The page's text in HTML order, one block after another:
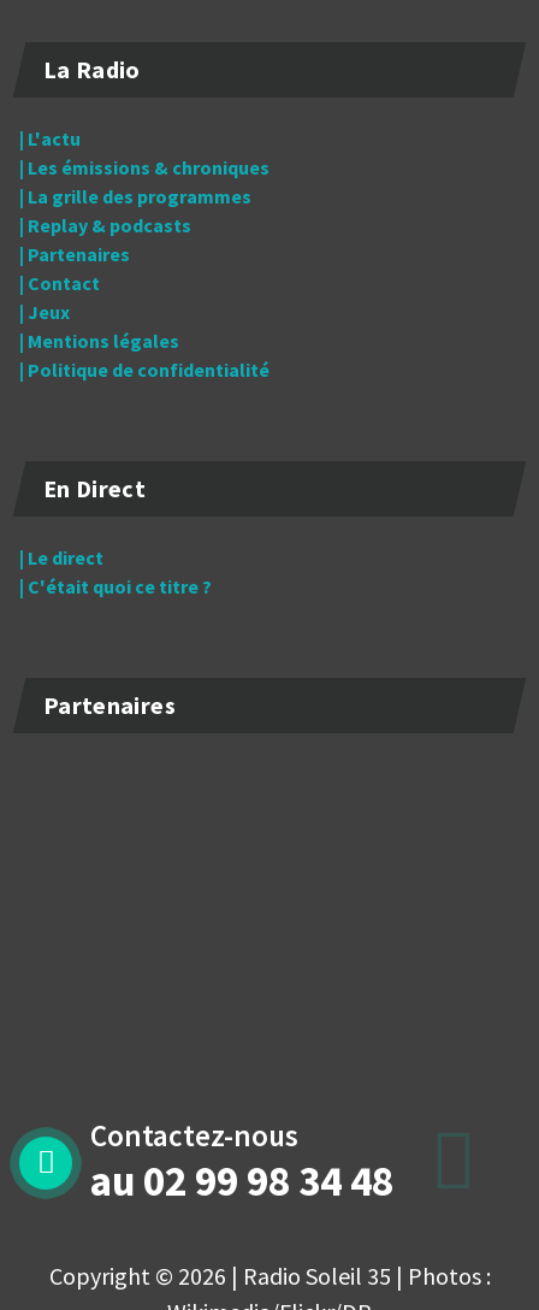
La Radio
| L'actu
| Les émissions & chroniques
| La grille des programmes
| Replay & podcasts
| Partenaires
| Contact
| Jeux
| Mentions légales
| Politique de confidentialité
En Direct
| Le direct
| C'était quoi ce titre ?
Partenaires
Contactez-nous
au 02 99 98 34 48
Copyright © 2026 | Radio Soleil 35 | Photos :